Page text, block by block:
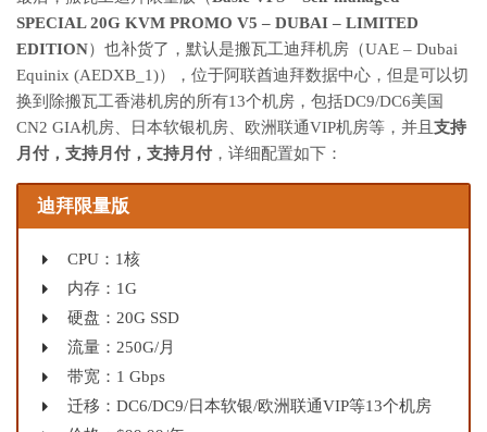
SPECIAL 20G KVM PROMO V5 – DUBAI – LIMITED
EDITION）也补货了，默认是搬瓦工迪拜机房（UAE – Dubai
Equinix (AEDXB_1)），位于阿联酋迪拜数据中心，但是可以切
换到除搬瓦工香港机房的所有13个机房，包括DC9/DC6美国
CN2 GIA机房、日本软银机房、欧洲联通VIP机房等，并且 支持
月付，支持月付，支持月付 ，详细配置如下：
迪拜限量版
CPU：1核
内存：1G
硬盘：20G SSD
流量：250G/月
带宽：1 Gbps
迁移：DC6/DC9/日本软银/欧洲联通VIP等13个机房